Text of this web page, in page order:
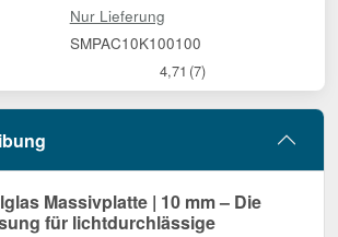
Nur Lieferung
SMPAC10K100100
4,71 (7)
Massivplatte | 10 mm – Die
für lichtdurchlässige